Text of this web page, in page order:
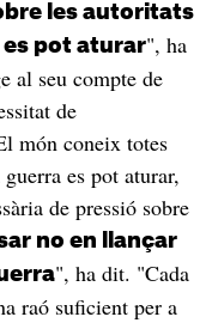
les autoritats
pot aturar", ha
al seu compte de
de
món coneix totes
es pot aturar,
de pressió sobre
no en llançar
", ha dit. "Cada
raó suficient per a